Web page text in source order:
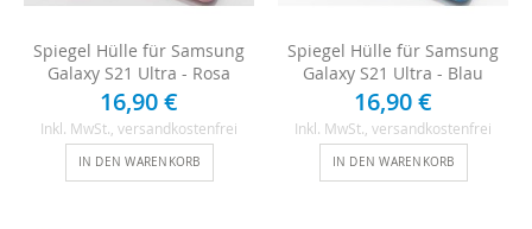
Spiegel Hülle für Samsung
Galaxy S21 Ultra - Rosa
16,90 €
Inkl. MwSt. , versandkostenfrei
IN DEN WARENKORB
Spiegel Hülle für Samsung
Galaxy S21 Ultra - Blau
16,90 €
Inkl. MwSt. , versandkostenfrei
IN DEN WARENKORB